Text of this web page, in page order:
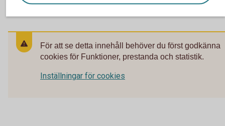
För att se detta innehåll behöver du först godkänna
cookies för Funktioner, prestanda och statistik.
Inställningar för cookies